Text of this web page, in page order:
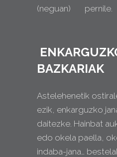
(neguan) pernile.
BAZKARIAK
Astelehenetik
ezik, enkarguzko
daitezke. Hainbat
edo okela paella,
indaba-jana…